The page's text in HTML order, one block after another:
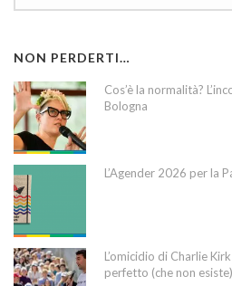
NON PERDERTI…
Cos’è la normalità?
Bologna
L’Agender 2026 per la
L’omicidio di Charlie
perfetto (che non esiste)